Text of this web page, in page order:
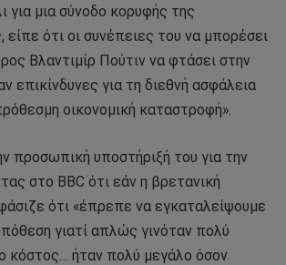
για μια σύνοδο κορυφής της
είπε ότι οι συνέπειες του να μπορέσει
Βλαντιμίρ Πούτιν να φτάσει στην
επικίνδυνες για τη διεθνή ασφάλεια
οικονομική καταστροφή».
προσωπική υποστήριξή του για την
στο BBC ότι εάν η βρετανική
ότι «έπρεπε να εγκαταλείψουμε
γιατί απλώς γινόταν πολύ
κόστος… ήταν πολύ μεγάλο όσον